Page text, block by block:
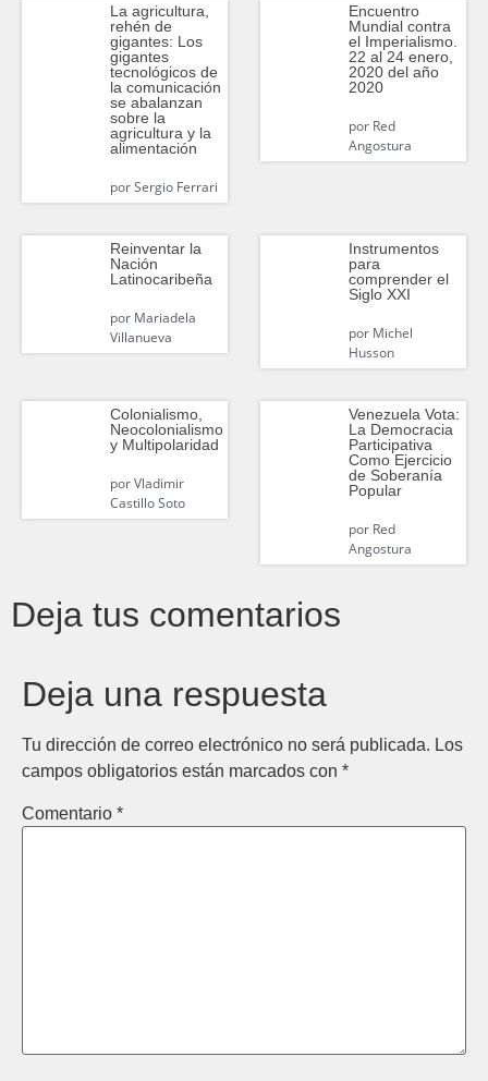
La agricultura,
rehén de
gigantes: Los
gigantes
tecnológicos de
la comunicación
se abalanzan
sobre la
agricultura y la
alimentación
porSergio Ferrari
Encuentro
Mundial contra
el Imperialismo.
22 al 24 enero,
2020 del año
2020
porRed
Angostura
Reinventar la
Nación
Latinocaribeña
porMariadela
Villanueva
Instrumentos
para
comprender el
Siglo XXI
porMichel
Husson
Colonialismo,
Neocolonialismo
y Multipolaridad
porVladimir
Castillo Soto
Venezuela Vota:
La Democracia
Participativa
Como Ejercicio
de Soberanía
Popular
porRed
Angostura
Deja tus comentarios
Deja una respuesta
Tu dirección de correo electrónico no será publicada. Los
campos obligatorios están marcados con *
Comentario *